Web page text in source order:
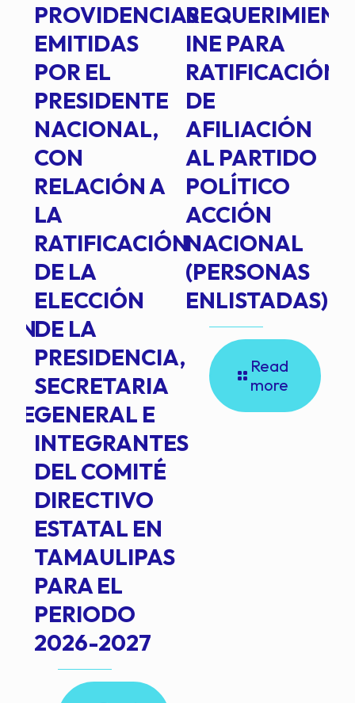
PROVIDENCIAS
EMITIDAS
POR EL
PRESIDENTE
NACIONAL,
CON
RELACIÓN A
LA
RATIFICACIÓN
DE LA
ELECCIÓN
DE LA
PRESIDENCIA,
SECRETARIA
GENERAL E
INTEGRANTES
DEL COMITÉ
DIRECTIVO
ESTATAL EN
TAMAULIPAS
PARA EL
PERIODO
2026-2027
INE PARA
RATIFICACIÓN
DE
AFILIACIÓN
AL PARTIDO
POLÍTICO
ACCIÓN
NACIONAL
(PERSONAS
ENLISTADAS)
Read
more